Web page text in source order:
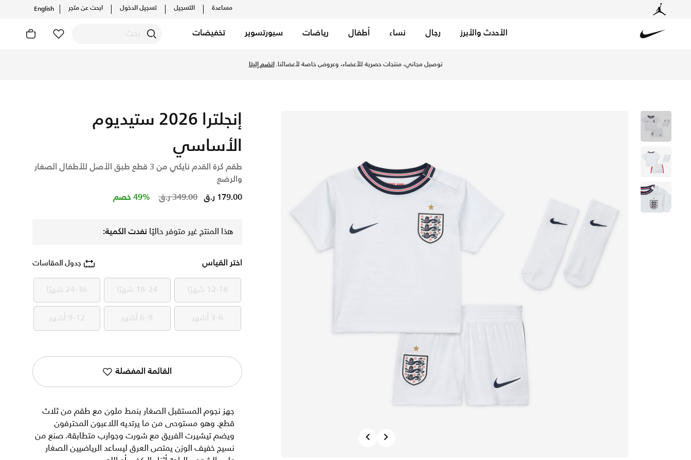
مساعدة التسجيل تسجيل الدخول ابحث عن متجر English
الأحدث والأبرز رجال نساء أطفال رياضات سبورتسوير تخفيضات
توصيل مجاني، منتجات حصرية للأعضاء، وعروض خاصة لأعضائنا.انضم إلينا
Next
إنجلترا 2026 ستيديوم
الأساسي
طقم كرة القدم نايكي من 3 قطع طبق الأصل للأطفال الصغار
والرضع
Price reduced from
349.00 ر.ق to 179.00 ر.ق 49% خصم
هذا المنتج غير متوفر حاليًا نفدت الكمية:
اختر القياس جدول المقاسات
12-18 شهرًا 12-18 شهرًا 18-24 شهرًا 18-24 شهرًا 24-36 شهرًا24-36 شهرًا
3-6 أشهر 3-6 أشهر 6-9 أشهر 6-9 أشهر 9-12 أشهر 9-12 أشهر
القائمة المفضلة
جهز نجوم المستقبل الصغار بنمط ملون مع طقم من ثلاث
قطع. وهو مستوحى من ما يرتديه اللاعبون المحترفون
ويضم تيشيرت الفريق مع شورت وجوارب متطابقة. صنع من
نسيج خفيف الوزن يمتص العرق ليساعد الرياضيين الصغار